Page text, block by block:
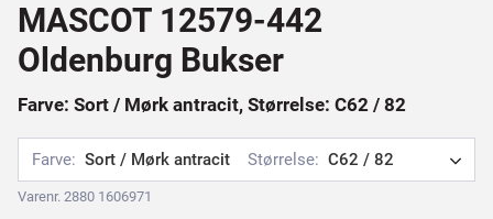
MASCOT 12579-442
Oldenburg Bukser
Farve: Sort / Mørk antracit, Størrelse: C62 / 82
Farve: Sort / Mørk antracit Størrelse: C62 / 82
Varenr. 2880 1606971